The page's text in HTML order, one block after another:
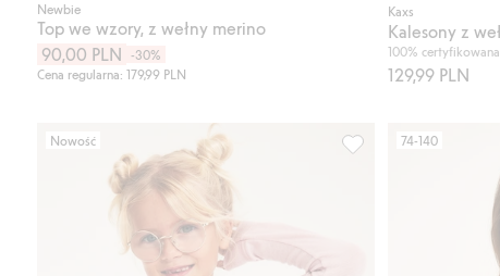
Newbie
Top we wzory, z wełny merino
90,00 PLN
-30%
Cena regularna: 179,99 PLN
Kaxs
Kalesony z
100%
129,99 PLN
Nowość
Koszulka z długimi
74-140